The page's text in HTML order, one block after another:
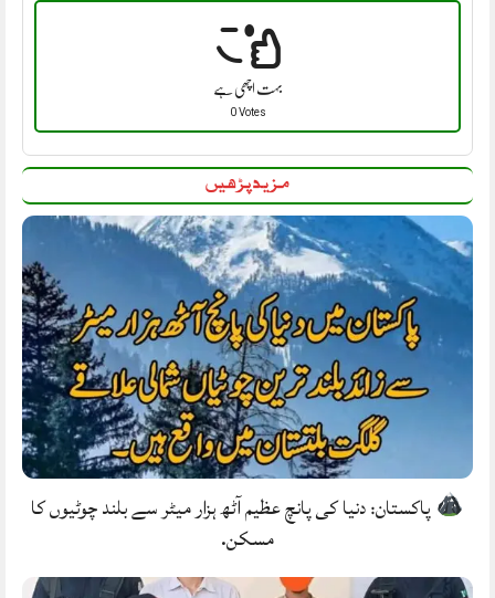
بہت اچھی ہے
0 Votes
مزید پڑھیں
پاکستان: دنیا کی پانچ عظیم آٹھ ہزار میٹر سے بلند چوٹیوں کا
مسکن.